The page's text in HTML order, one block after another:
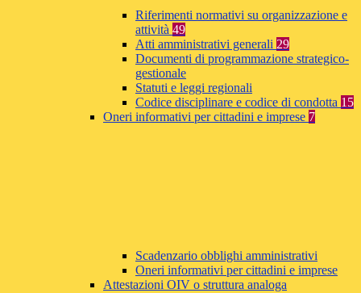
Riferimenti normativi su organizzazione e
attività 49
Atti amministrativi generali 29
Documenti di programmazione strategico-
gestionale
Statuti e leggi regionali
Codice disciplinare e codice di condotta 15
Oneri informativi per cittadini e imprese 7
Scadenzario obblighi amministrativi
Oneri informativi per cittadini e imprese
Attestazioni OIV o struttura analoga